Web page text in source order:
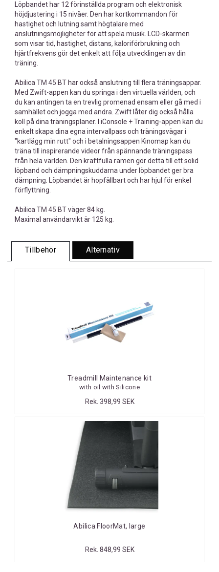
Löpbandet har 12 förinställda program och elektronisk
höjdjustering i 15 nivåer. Den har kortkommandon för
hastighet och lutning samt högtalare med
anslutningsmöjligheter för att spela musik. LCD-skärmen
som visar tid, hastighet, distans, kaloriförbrukning och
hjärtfrekvens gör det enkelt att följa utvecklingen av din
träning.
Abilica TM 45 BT har också anslutning till flera träningsappar.
Med Zwift-appen kan du springa i den virtuella världen, och
du kan antingen ta en trevlig promenad ensam eller gå med i
samhället och jogga med andra. Zwift låter dig också hålla
koll på dina träningsplaner. I iConsole + Training-appen kan du
enkelt skapa dina egna intervallpass och träningsvägar i
"kartlägg min rutt" och i betalningsappen Kinomap kan du
träna till inspirerande videor från spännande träningspass
från hela världen. Den kraftfulla ramen gör detta till ett solid
löpband och dämpningskuddarna under löpbandet ger bra
dämpning. Löpbandet är hopfällbart och har hjul för enkel
förflyttning.
Abilica TM 45 BT väger 84 kg.
Maximal användarvikt är 125 kg.
Tillbehör Alternativ
Treadmill Maintenance kit
with oil with Silicone
Rek. 398,99 SEK
Abilica FloorMat, large
Rek. 848,99 SEK